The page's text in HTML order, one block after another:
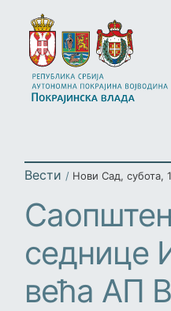
Вести / Нови Сад, субота,
седнице
већа АП